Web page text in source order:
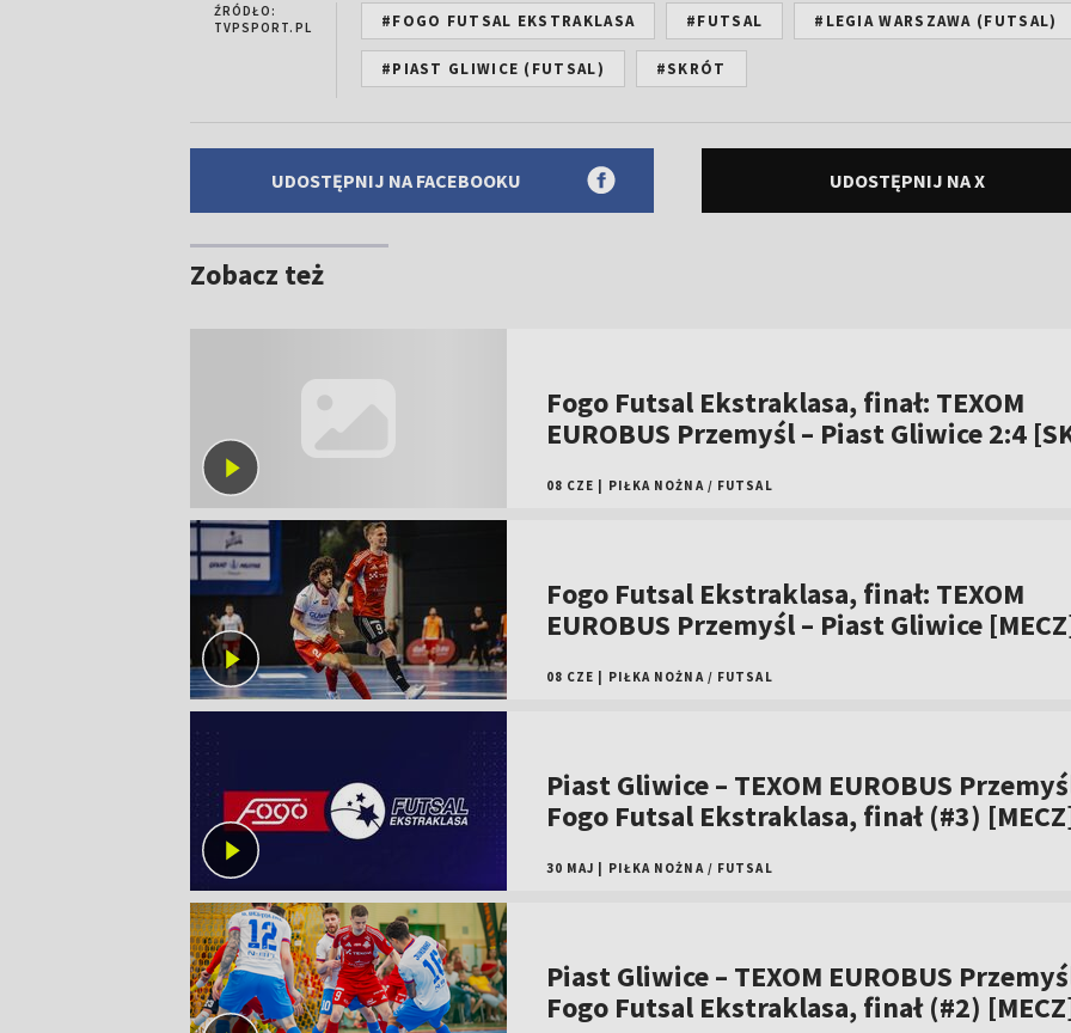
ŹRÓDŁO:
TVPSPORT.PL
#FOGO FUTSAL EKSTRAKLASA #FUTSAL #LEGIA WARSZAWA (FUTSAL)
#PIAST GLIWICE (FUTSAL) #SKRÓT
UDOSTĘPNIJ NA FACEBOOKU UDOSTĘPNIJ NA X
Zobacz też
Fogo Futsal Ekstraklasa, finał: TEXOM
EUROBUS Przemyśl – Piast Gliwice 2:4
08 CZE PIŁKA NOŻNA / FUTSAL
Fogo Futsal Ekstraklasa, finał: TEXOM
EUROBUS Przemyśl – Piast Gliwice
08 CZE PIŁKA NOŻNA / FUTSAL
Piast Gliwice – TEXOM EUROBUS
Fogo Futsal Ekstraklasa, finał (#3)
30 MAJ PIŁKA NOŻNA / FUTSAL
Piast Gliwice – TEXOM EUROBUS
Fogo Futsal Ekstraklasa, finał (#2)